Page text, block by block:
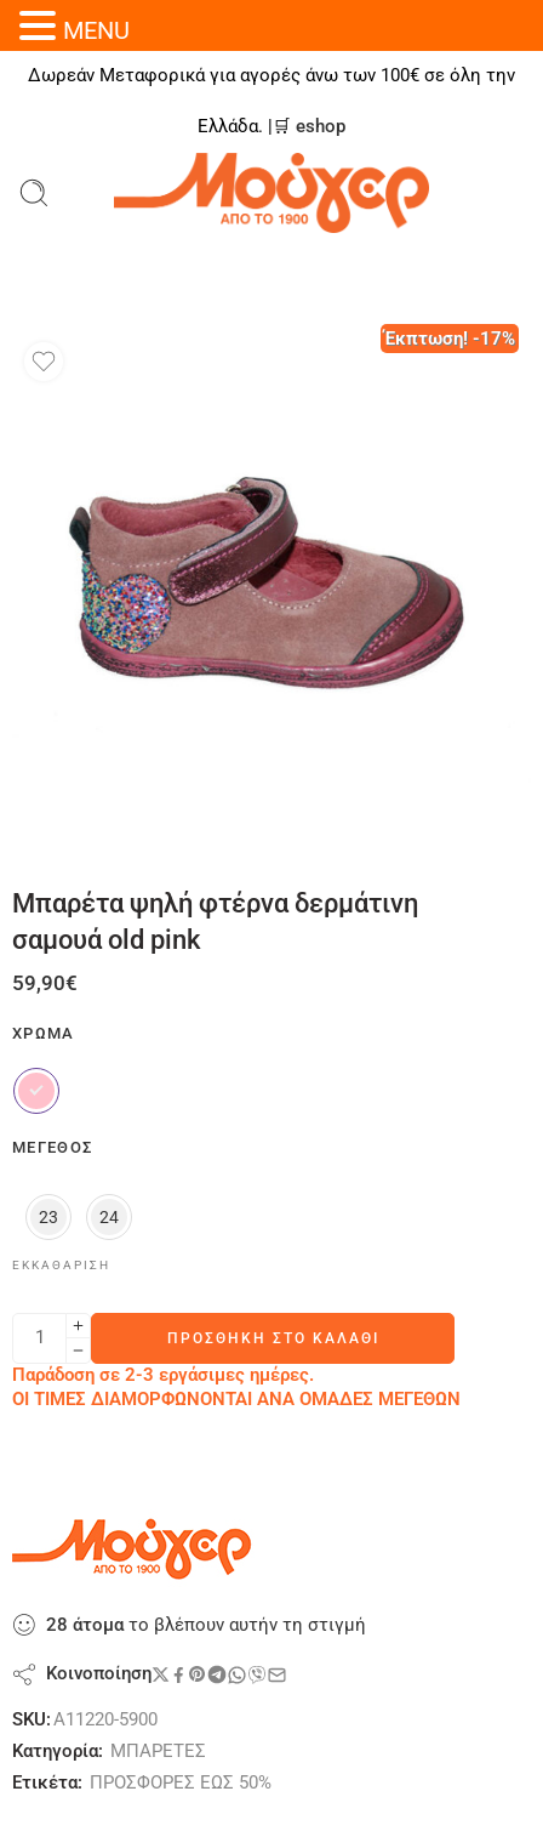
Δωρεάν Μεταφορικά για αγορές άνω των 100€ σε όλη την
Ελλάδα. |🛒 eshop
Έκπτωση! -17%
Μπαρέτα ψηλή φτέρνα δερμάτινη
σαμουά old pink
59,90€
ΧΡΏΜΑ
ΜΈΓΕΘΟΣ
23 24
ΕΚΚΑΘΆΡΙΣΗ
ΠΡΟΣΘΉΚΗ ΣΤΟ ΚΑΛΆΘΙ
Παράδοση σε 2-3 εργάσιμες ημέρες.
ΟΙ ΤΙΜΕΣ ΔΙΑΜΟΡΦΩΝΟΝΤΑΙ ΑΝΑ ΟΜΑΔΕΣ ΜΕΓΕΘΩΝ
28 άτοματο βλέπουν αυτήν τη στιγμή
Κοινοποίηση
SKU:A11220-5900
Κατηγορία: ΜΠΑΡΕΤΕΣ
Ετικέτα: ΠΡΟΣΦΟΡΕΣ ΕΩΣ 50%
MENU